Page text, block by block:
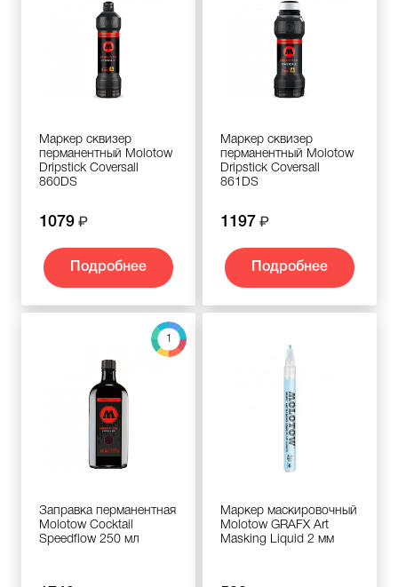
Маркер сквизер
перманентный Molotow
Dripstick Coversall
860DS
1079
Подробнее
Маркер сквизер
перманентный Molotow
Dripstick Coversall
861DS
1197
Подробнее
1
Заправка перманентная
Molotow Cocktail
Speedflow 250 мл
Маркер маскировочный
Molotow GRAFX Art
Masking Liquid 2 мм